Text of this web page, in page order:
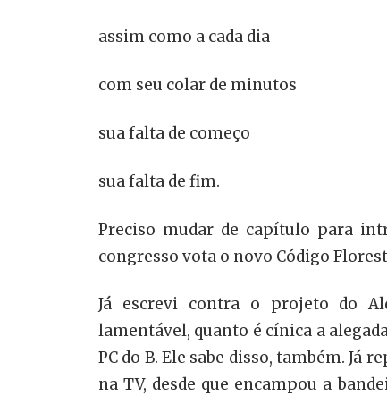
assim como a cada dia
com seu colar de minutos
sua falta de começo
sua falta de fim.
Preciso mudar de capítulo para
congresso vota o novo Código
Já escrevi contra o projeto do
lamentável, quanto é cínica a
PC do B. Ele sabe disso, também.
na TV, desde que encampou a